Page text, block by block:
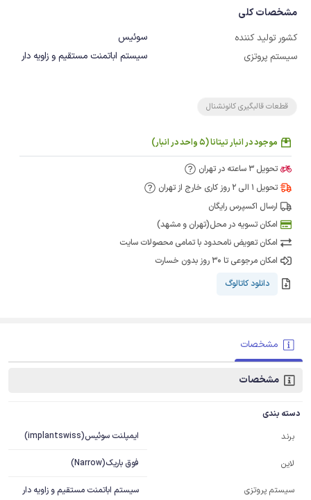
مشخصات کلی
کشور تولید کننده
سوئیس
سیستم پروتزی
سیستم اباتمنت مستقیم و زاویه دار
قطعات قالبگیری کانونشنال
موجود در انبار تیتانا (5 واحد در انبار)
تحویل 3 ساعته در تهران
تحویل 1 الی 2 روز کاری خارج از تهران
ارسال اکسپرس رایگان
امکان تسویه در محل(تهران و مشهد)
امکان تعویض نامحدود با تمامی محصولات سایت
امکان مرجوعی تا 30 روز بدون خسارت
دانلود کاتالوگ
مشخصات
مشخصات
دسته بندی
برند
ایمپلنت سوئیس(implantswiss)
لاین فوق باریک(Narrow)
سیستم پروتزی سیستم اباتمنت مستقیم و زاویه دار